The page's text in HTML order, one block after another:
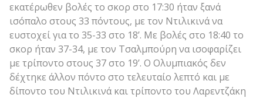
εκατέρωθεν βολές το σκορ στο 17:30 ήταν ξανά
ισόπαλο στους 33 πόντους, με τον Ντιλικινά να
ευστοχεί για το 35-33 στο 18’. Με βολές στο 18:40 το
σκορ ήταν 37-34, με τον Τσαλμπούρη να ισοφαρίζει
με τρίποντο στους 37 στο 19’. Ο Ολυμπιακός δεν
δέχτηκε άλλον πόντο στο τελευταίο λεπτό και με
δίποντο του Ντιλικινά και τρίποντο του Λαρεντζάκη